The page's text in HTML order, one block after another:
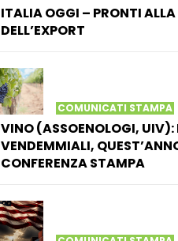
ITALIA OGGI – PRONTI
DELL’EXPORT
COMUNICATI STAMPA
VINO (ASSOENOLOGI, UIV):
VENDEMMIALI,
CONFERENZA STAMPA